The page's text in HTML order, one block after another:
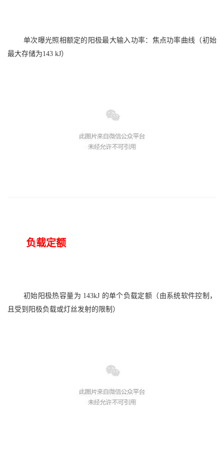
单次曝光照相额定的阳极最大输入功率：焦点功率曲线（初始
最大存储为143 kJ）
负载定额
初始阳极热容量为 143kJ 的单个负载定额 （ 由系统软件控制，
且受到阳极负载或灯丝发射的限制 ）